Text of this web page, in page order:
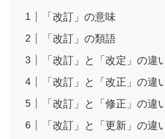
「改訂」の意味
「改訂」の類語
「改訂」と「改定」の違
「改訂」と「改正」の違
「改訂」と「修正」の違
「改訂」と「更新」の違